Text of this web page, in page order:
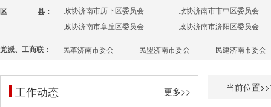
区 县： 政协济南市历下区委员会
政协济南市市中区委员会
政协济南市章丘区委员会
政协济南市济阳区委员会
党派、工商联： 民革济南市委会 民盟济南市委会 民建济南市委会
工作动态
更多>>
当前位置>>